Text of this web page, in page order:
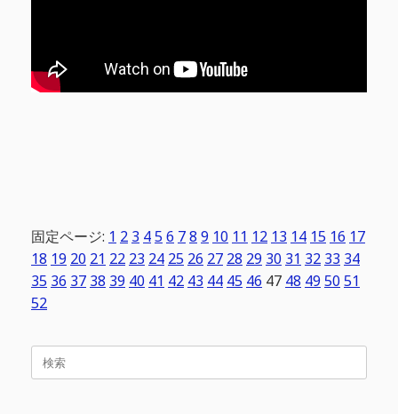
固定ページ: 1 2 3 456 78 9 10 11 12 13 14 15 16 17
18 19 20 21 22 23 24 25 26 27 28 29 30 31 32 33 34
35 36 37 38 39 40 41 42 43 44 45 46 47 48 49 5051
52
検